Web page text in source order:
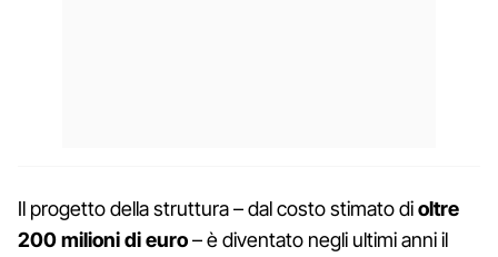
Il progetto della struttura – dal costo stimato dioltre
200 milioni di euro– è diventato negli ultimi anni il